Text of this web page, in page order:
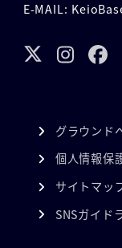
E-MAIL:
グラウンド
個人情報保
サイトマッ
SNSガイド